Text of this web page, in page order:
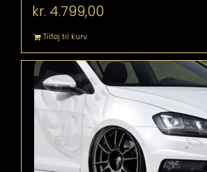
kr. 4.799,00
Tilføj til kurv